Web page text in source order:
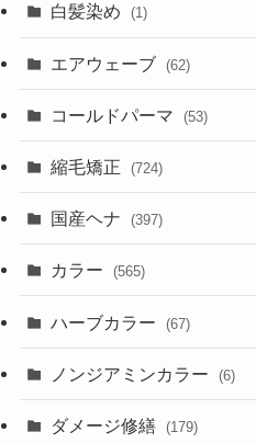
白髪染め (1)
エアウェーブ (62)
コールドパーマ (53)
縮毛矯正 (724)
国産ヘナ (397)
カラー (565)
ハーブカラー (67)
ノンジアミンカラー (6)
ダメージ修繕 (179)